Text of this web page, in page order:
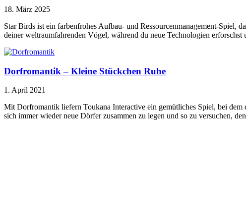
18. März 2025
Star Birds ist ein farbenfrohes Aufbau- und Ressourcenmanagement-Spiel,
deiner weltraumfahrenden Vögel, während du neue Technologien erforschst
Dorfromantik – Kleine Stückchen Ruhe
1. April 2021
Mit Dorfromantik liefern Toukana Interactive ein gemütliches Spiel, bei dem
sich immer wieder neue Dörfer zusammen zu legen und so zu versuchen,